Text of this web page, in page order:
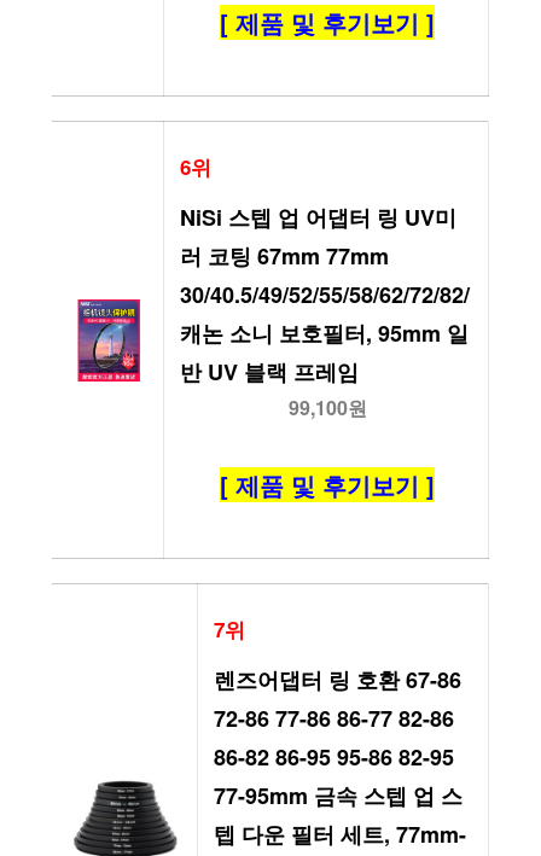
[ 제품 및 후기보기 ]
6위
NiSi 스텝 업 어댑터 링 UV미
러 코팅 67mm 77mm
30/40.5/49/52/55/58/62/72/82/
캐논 소니 보호필터, 95mm 일
반 UV 블랙 프레임
99,100원
[ 제품 및 후기보기 ]
7위
렌즈어댑터 링 호환 67-86
72-86 77-86 86-77 82-86
86-82 86-95 95-86 82-95
77-95mm 금속 스텝 업 스
텝 다운 필터 세트, 77mm-